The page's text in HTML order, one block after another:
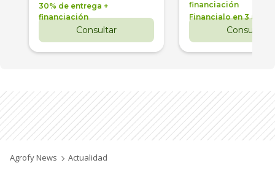
30% de entrega +
financiación
Consultar
financiación
Financialo en 3 años
Consultar
Agrofy News Actualidad